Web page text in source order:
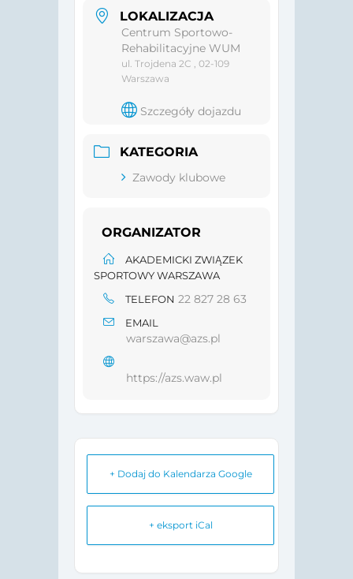
LOKALIZACJA
Centrum Sportowo-
Rehabilitacyjne WUM
ul. Trojdena 2C , 02-109
Warszawa
Szczegóły dojazdu
KATEGORIA
Zawody klubowe
ORGANIZATOR
AKADEMICKI ZWIĄZEK
SPORTOWY WARSZAWA
TELEFON 22 827 28 63
EMAIL
warszawa@azs.pl
https://azs.waw.pl
+ Dodaj do Kalendarza Google
+ eksport iCal